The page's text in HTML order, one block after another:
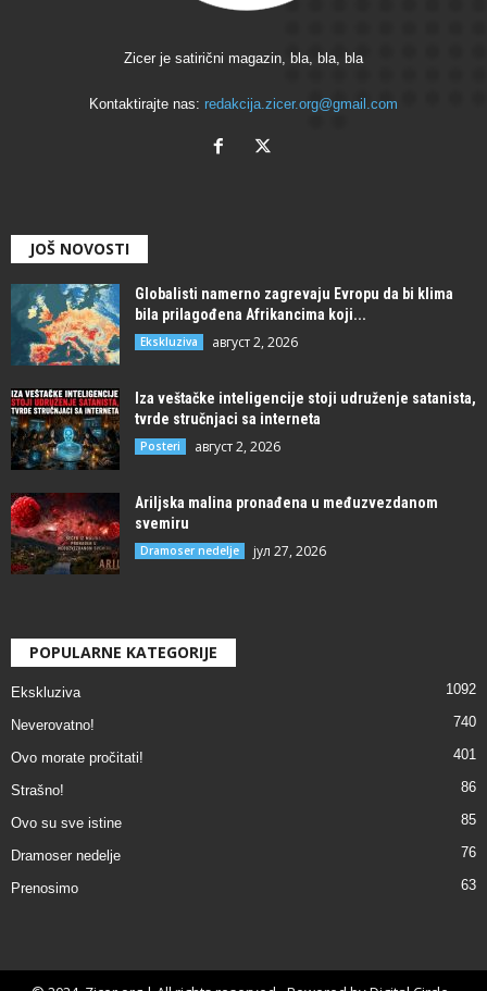
Zicer je satirični magazin, bla, bla, bla
Kontaktirajte nas: redakcija.zicer.org@gmail.com
JOŠ NOVOSTI
Globalisti namerno zagrevaju Evropu da bi klima
bila prilagođena Afrikancima koji...
Ekskluziva август 2, 2026
Iza veštačke inteligencije stoji udruženje satanista,
tvrde stručnjaci sa interneta
Posteri август 2, 2026
Ariljska malina pronađena u međuzvezdanom
svemiru
Dramoser nedelje јул 27, 2026
POPULARNE KATEGORIJE
Ekskluziva 1092
Neverovatno! 740
Ovo morate pročitati! 401
Strašno! 86
Ovo su sve istine 85
Dramoser nedelje 76
Prenosimo 63